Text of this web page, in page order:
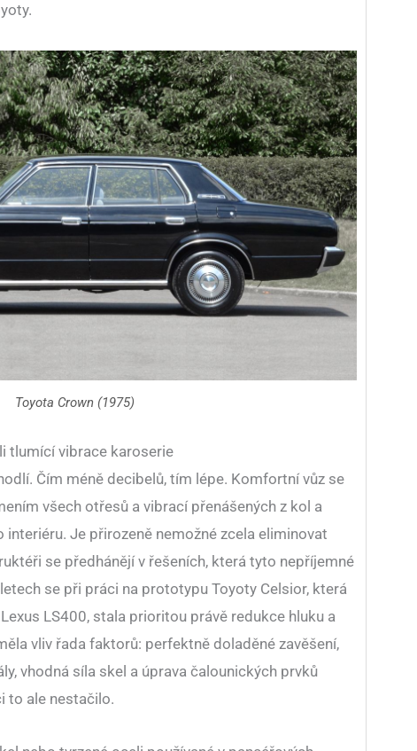
Toyota Crown (1975)
tlumící vibrace karoserie
Čím méně decibelů, tím lépe. Komfortní vůz se
všech otřesů a vibrací přenášených z kol a
interiéru. Je přirozeně nemožné zcela eliminovat
se předhánějí v řešeních, která tyto nepříjemné
se při práci na prototypu Toyoty Celsior, která
LS400, stala prioritou právě redukce hluku a
vliv řada faktorů: perfektně doladěné zavěšení,
vhodná síla skel a úprava čalounických prvků
to ale nestačilo.